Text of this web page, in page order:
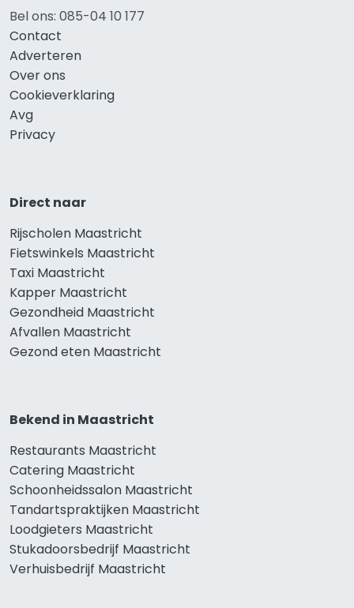
Bel ons: 085-04 10 177
Contact
Adverteren
Over ons
Cookieverklaring
Avg
Privacy
Direct naar
Rijscholen Maastricht
Fietswinkels Maastricht
Taxi Maastricht
Kapper Maastricht
Gezondheid Maastricht
Afvallen Maastricht
Gezond eten Maastricht
Bekend in Maastricht
Restaurants Maastricht
Catering Maastricht
Schoonheidssalon Maastricht
Tandartspraktijken Maastricht
Loodgieters Maastricht
Stukadoorsbedrijf Maastricht
Verhuisbedrijf Maastricht